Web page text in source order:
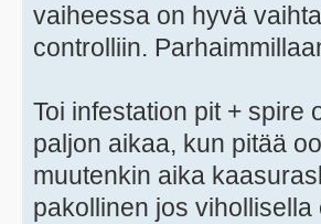
vaiheessa on hyvä
controlliin.
Toi infestation pit + spire
paljon aikaa, kun pitää
muutenkin aika
pakollinen jos